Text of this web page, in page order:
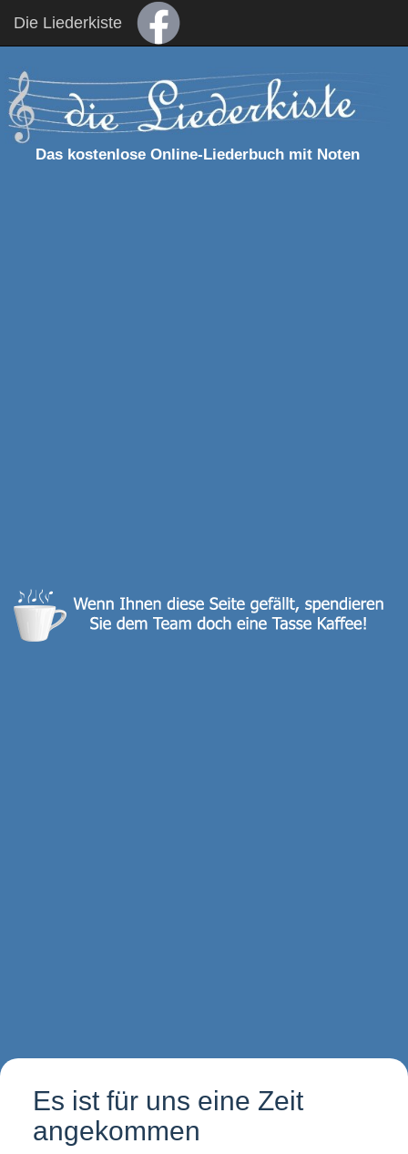
Die Liederkiste
Das kostenlose Online-Liederbuch mit Noten
Es ist für uns eine Zeit
angekommen